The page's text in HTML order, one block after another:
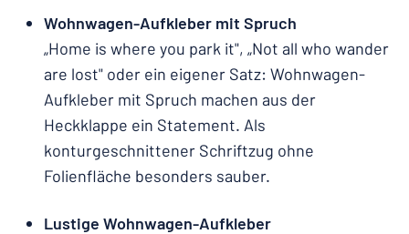
Wohnwagen-Aufkleber mit Spruch
„Home is where you park it", „Not all who wander
are lost" oder ein eigener Satz: Wohnwagen-
Aufkleber mit Spruch machen aus der
Heckklappe ein Statement. Als
konturgeschnittener Schriftzug ohne
Folienfläche besonders sauber.
Lustige Wohnwagen-Aufkleber